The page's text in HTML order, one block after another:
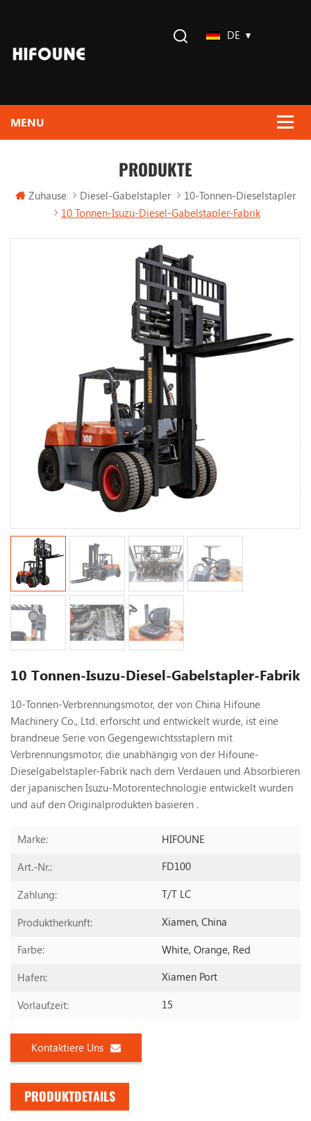
DE
PRODUKTE
Zuhause Diesel-Gabelstapler
10-Tonnen-Dieselstapler
10 Tonnen-Isuzu-Diesel-Gabelstapler-Fabrik
10 Tonnen-Isuzu-Diesel-Gabelstapler-Fabrik
10-Tonnen-Verbrennungsmotor, der von China Hifoune
Machinery Co., Ltd. erforscht und entwickelt wurde, ist eine
brandneue Serie von Gegengewichtsstaplern mit
Verbrennungsmotor, die unabhängig von der Hifoune-
Dieselgabelstapler-Fabrik nach dem Verdauen und Absorbieren
der japanischen Isuzu-Motorentechnologie entwickelt wurden
und auf den Originalprodukten basieren .
Marke: HIFOUNE
Art.-Nr.: FD100
Zahlung: T/T LC
Produktherkunft: Xiamen, China
Farbe: White, Orange, Red
Hafen: Xiamen Port
Vorlaufzeit: 15
Kontaktiere Uns
PRODUKTDETAILS